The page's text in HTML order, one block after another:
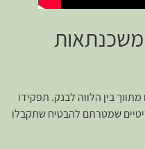
משכנתאות
בין הלווה לבנק. תפקידו
שמטרתם להבטיח שתקבלו